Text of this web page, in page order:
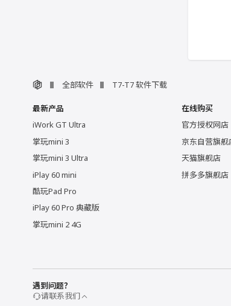
全部软件 T7-T7 软件下载
最新产品
iWork GT Ultra
掌玩mini 3
掌玩mini 3 Ultra
iPlay 60 mini
酷玩Pad Pro
iPlay 60 Pro 典藏版
掌玩mini 2 4G
在线购买
官方授权网店
京东自营旗舰
天猫旗舰店
拼多多旗舰店
遇到问题？
请联系我们